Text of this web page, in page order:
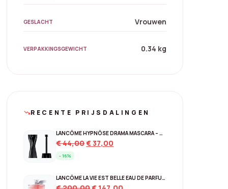
GESLACHT Vrouwen
VERPAKKINGSGEWICHT 0.34 kg
trending_downRECENTE PRIJSDALINGEN
LANCÔME HYPNÔSE DRAMA MASCARA – 01 EXCESSIVE BLACK
€44,00Original
€37,00
- 16%
LANCÔME LA VIE EST BELLE EAU DE PARFUM – NAVULBAAR 150 ML